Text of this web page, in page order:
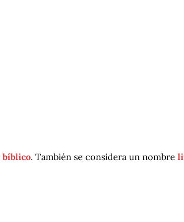
bíblico. También se considera un nombre